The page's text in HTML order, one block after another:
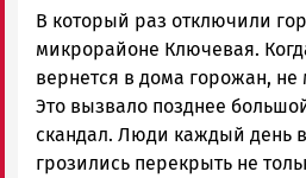
В который раз отключили
микрорайоне Ключевая.
вернется в дома горожан, не
Это вызвало позднее
скандал. Люди каждый день
грозились перекрыть не